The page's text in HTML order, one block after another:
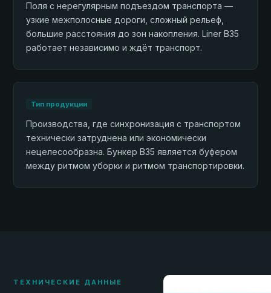
Поля с нерегулярным подъездом транспорта —
узкие межполосные дороги, сложный рельеф,
большие расстояния до зон накопления. Liner B35
работает независимо и ждёт транспорт.
Тип продукции
Производства, где синхронизация с транспортом
технически затруднена или экономически
нецелесообразна. Бункер B35 является буфером
между ритмом уборки и ритмом транспортировки.
ТЕХНИЧЕСКИЕ ДАННЫЕ